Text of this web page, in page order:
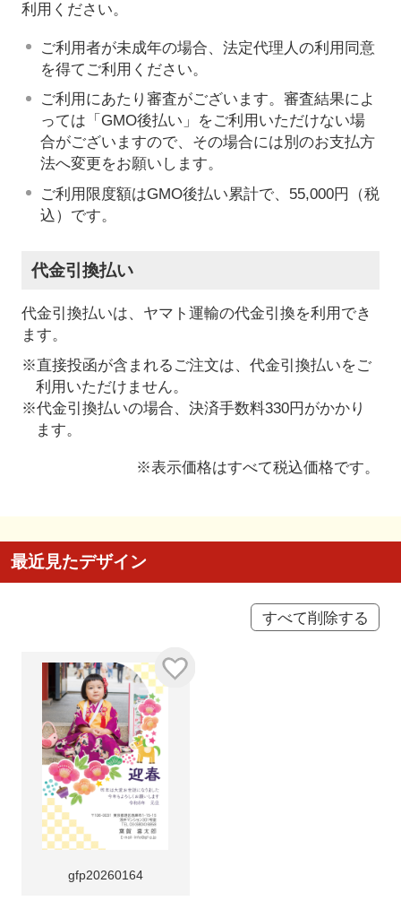
利用ください。
ご利用者が未成年の場合、法定代理人の利用同意
を得てご利用ください。
ご利用にあたり審査がございます。審査結果によ
っては「GMO後払い」をご利用いただけない場
合がございますので、その場合には別のお支払方
法へ変更をお願いします。
ご利用限度額はGMO後払い累計で、55,000円（税
込）です。
代金引換払い
代金引換払いは、ヤマト運輸の代金引換を利用でき
ます。
※直接投函が含まれるご注文は、代金引換払いをご
利用いただけません。
※代金引換払いの場合、決済手数料330円がかかり
ます。
※表示価格はすべて税込価格です。
最近見たデザイン
すべて削除する
gfp20260164